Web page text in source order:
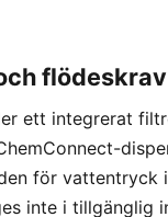
flödeskrav
ett integrerat
för vattentryck
inte i tillgänglig